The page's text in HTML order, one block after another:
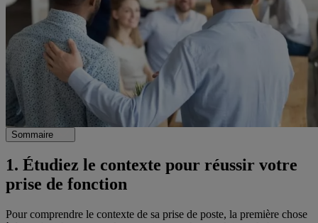
Sommaire
1. Étudiez le contexte pour réussir votre
prise de fonction
Pour comprendre le contexte de sa prise de poste, la première chose